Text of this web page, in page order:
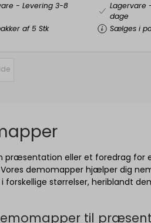
- Levering 3-8
af 5 Stk
Lagervare-
dage
Sælges i
præsentation eller et foredrag for
demomapper hjælper dig
forskellige størrelser, heriblandt
til